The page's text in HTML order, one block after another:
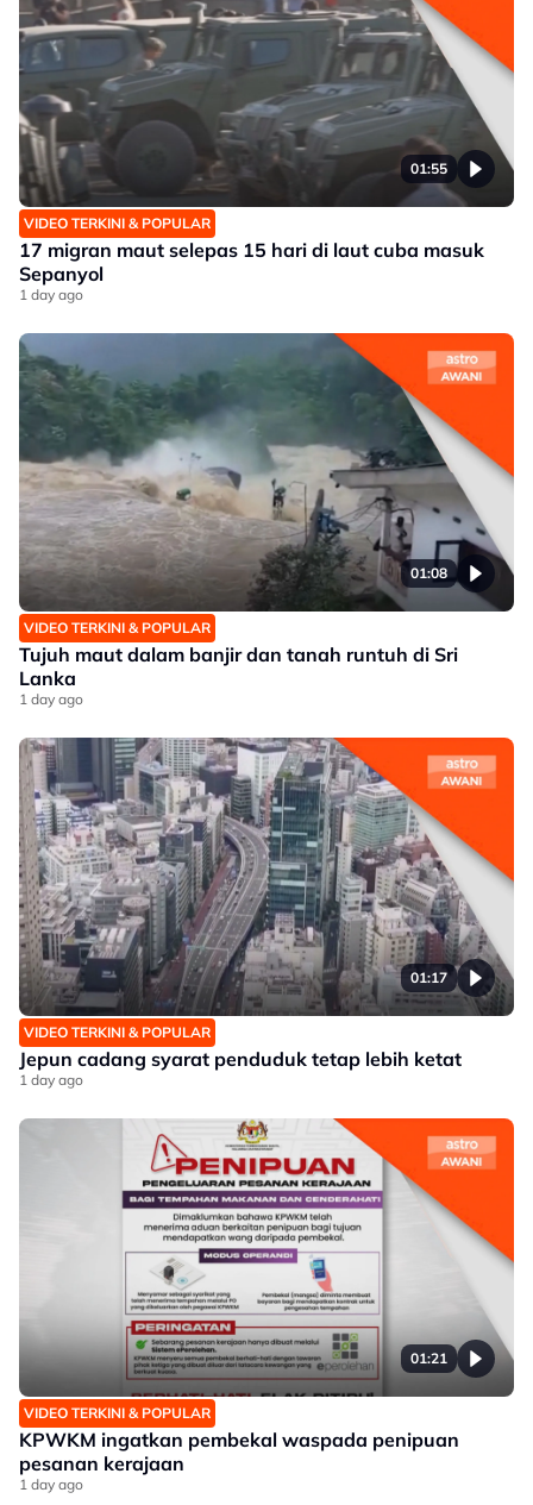
01:55
VIDEO TERKINI & POPULAR
17 migran maut selepas 15 hari di laut cuba masuk
Sepanyol
1 day ago
01:08
VIDEO TERKINI & POPULAR
Tujuh maut dalam banjir dan tanah runtuh di Sri
Lanka
1 day ago
01:17
VIDEO TERKINI & POPULAR
Jepun cadang syarat penduduk tetap lebih ketat
1 day ago
01:21
VIDEO TERKINI & POPULAR
KPWKM ingatkan pembekal waspada penipuan
pesanan kerajaan
1 day ago